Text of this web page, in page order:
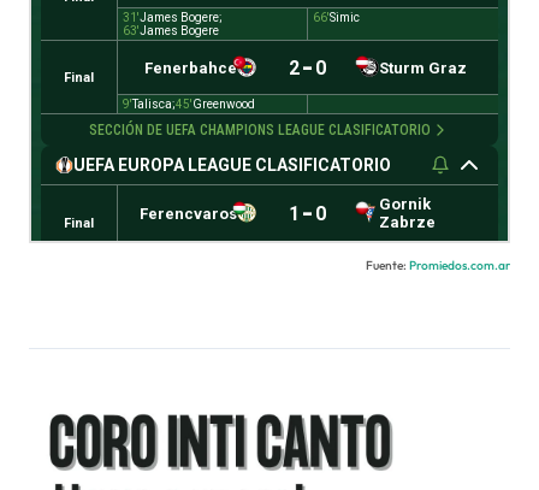
Fuente: Promiedos.com.ar